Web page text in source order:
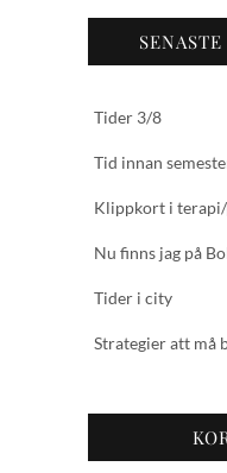
Tider 3/8
Tid innan
Klippkort i
Nu finns jag på
Tider i city
Strategier att må